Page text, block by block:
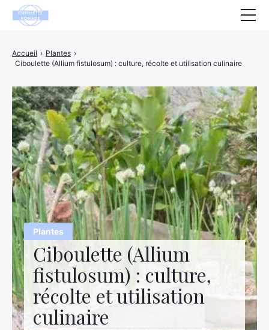
Plantes
Ciboulette (Allium
fistulosum) : culture,
récolte et utilisation
culinaire
Accueil › Plantes ›
Ciboulette (Allium fistulosum) : culture, récolte et utilisation culinaire
Animaux
Décoration
Maison
Bien-être
Entreprise
Finance
Hightech
Loisirs